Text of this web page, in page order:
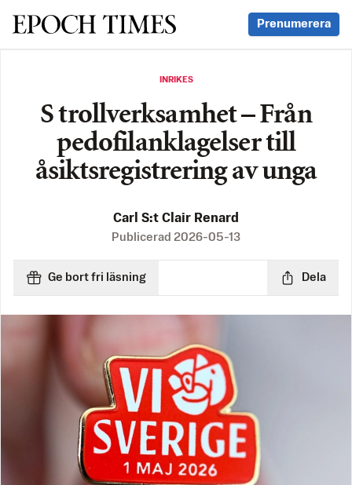
Svenska Epoch Times Prenumerera
INRIKES
S trollverksamhet – Från
pedofilanklagelser till
åsiktsregistrering av unga
Carl S:t Clair Renard
Publicerad 2026-05-13
Ge bort fri läsning Dela